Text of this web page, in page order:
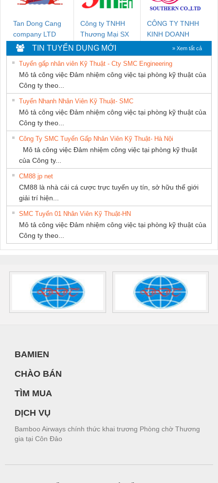
Tan Dong Cang
company LTD
Công ty TNHH
Thương Mại SX
Ba Miền
CÔNG TY TNHH
KINH DOANH
DỊCH VỤ XNK
PHƯƠNG NAM
TIN TUYỂN DỤNG MỚI » Xem tất cả
Tuyển gấp nhân viên Kỹ Thuật - Cty SMC Engineering
Mô tả công việc Đảm nhiệm công việc tại phòng kỹ thuật của
Công ty theo...
Tuyển Nhanh Nhân Viên Kỹ Thuật- SMC
Mô tả công việc Đảm nhiệm công việc tại phòng kỹ thuật của
Công ty theo...
Công Ty SMC Tuyển Gấp Nhân Viên Kỹ Thuật- Hà Nội
Mô tả công việc Đảm nhiệm công việc tại phòng kỹ thuật
của Công ty...
CM88 jp net
CM88 là nhà cái cá cược trực tuyến uy tín, sở hữu thế giới
giải trí hiện...
SMC Tuyển 01 Nhân Viên Kỹ Thuật-HN
Mô tả công việc Đảm nhiệm công việc tại phòng kỹ thuật của
Công ty theo...
BAMIEN
CHÀO BÁN
TÌM MUA
DỊCH VỤ
Bamboo Airways chính thức khai trương Phòng chờ Thương
gia tại Côn Đảo